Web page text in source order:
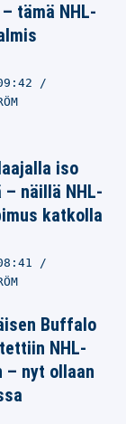
tämä NHL-
iso
näillä NHL-
katkolla
Buffalo
NHL-
– nyt ollaan